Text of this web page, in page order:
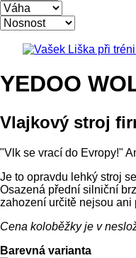
YEDOO
Vlajkový stroj
"Vlk se vrací do Evropy!"
Je to opravdu lehký stroj
Osazená přední silniční
zahození určitě nejsou ani
Cena koloběžky je v
Barevná varianta